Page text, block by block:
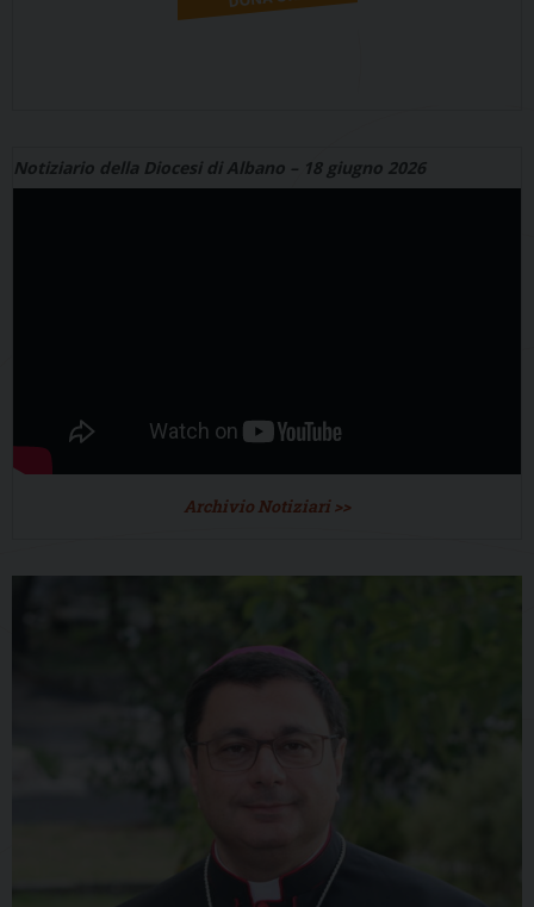
Notiziario della Diocesi di Albano – 18 giugno 2026
Archivio Notiziari >>